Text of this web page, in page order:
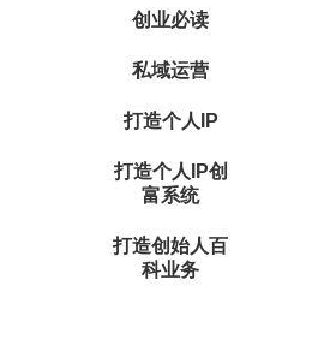
创业必读
私域运营
打造个人IP
打造个人IP创
富系统
打造创始人百
科业务